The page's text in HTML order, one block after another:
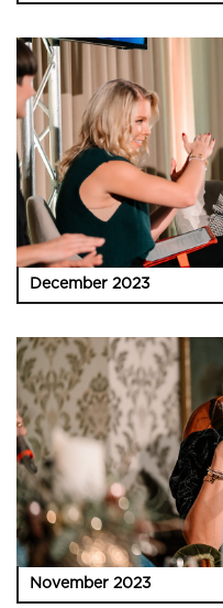
December 2023
November 2023